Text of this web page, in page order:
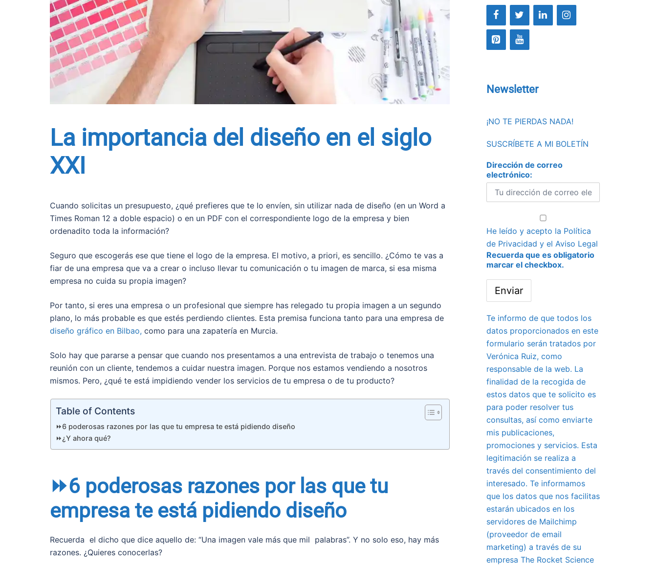
La importancia del diseño en el siglo
XXI
Cuando solicitas un presupuesto, ¿qué prefieres que te lo envíen, sin utilizar nada de diseño (en un Word a
Times Roman 12 a doble espacio) o en un PDF con el correspondiente logo de la empresa y bien
ordenadito toda la información?
Seguro que escogerás ese que tiene el logo de la empresa. El motivo, a priori, es sencillo. ¿Cómo te vas a
fiar de una empresa que va a crear o incluso llevar tu comunicación o tu imagen de marca, si esa misma
empresa no cuida su propia imagen?
Por tanto, si eres una empresa o un profesional que siempre has relegado tu propia imagen a un segundo
plano, lo más probable es que estés perdiendo clientes. Esta premisa funciona tanto para una empresa de
diseño gráfico en Bilbao, como para una zapatería en Murcia.
Solo hay que pararse a pensar que cuando nos presentamos a una entrevista de trabajo o tenemos una
reunión con un cliente, tendemos a cuidar nuestra imagen. Porque nos estamos vendiendo a nosotros
mismos. Pero, ¿qué te está impidiendo vender los servicios de tu empresa o de tu producto?
Table of Contents
⏩6 poderosas razones por las que tu empresa te está pidiendo diseño
⏩¿Y ahora qué?
⏩6 poderosas razones por las que tu
empresa te está pidiendo diseño
Recuerda el dicho que dice aquello de: “Una imagen vale más que mil palabras”. Y no solo eso, hay más
razones. ¿Quieres conocerlas?
Newsletter
¡NO TE PIERDAS NADA!
SUSCRÍBETE A MI BOLETÍN
Dirección de correo
electrónico:
He leído y acepto la Política
de Privacidad y el Aviso Legal
Recuerda que es obligatorio
marcar el checkbox.
Te informo de que todos los
datos proporcionados en este
formulario serán tratados por
Verónica Ruiz, como
responsable de la web. La
finalidad de la recogida de
estos datos que te solicito es
para poder resolver tus
consultas, así como enviarte
mis publicaciones,
promociones y servicios. Esta
legitimación se realiza a
través del consentimiento del
interesado. Te informamos
que los datos que nos facilitas
estarán ubicados en los
servidores de Mailchimp
(proveedor de email
marketing) a través de su
empresa The Rocket Science